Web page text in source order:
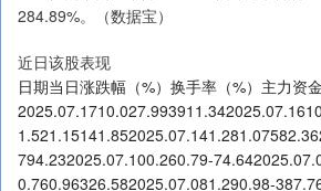
284.89%。（数据宝）
近日该股表现
日期当日涨跌幅（%）换手率（%）主力资
794.232025.07.100.260.79-
0.760.96326.582025.07.081.290.98-